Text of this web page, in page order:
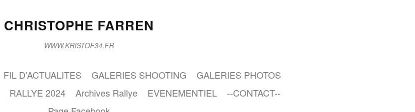
CHRISTOPHE FARREN
WWW.KRISTOF34.FR
FIL D'ACTUALITES GALERIES SHOOTING
GALERIES PHOTOS
RALLYE 2024 Archives Rallye EVENEMENTIEL
--CONTACT--